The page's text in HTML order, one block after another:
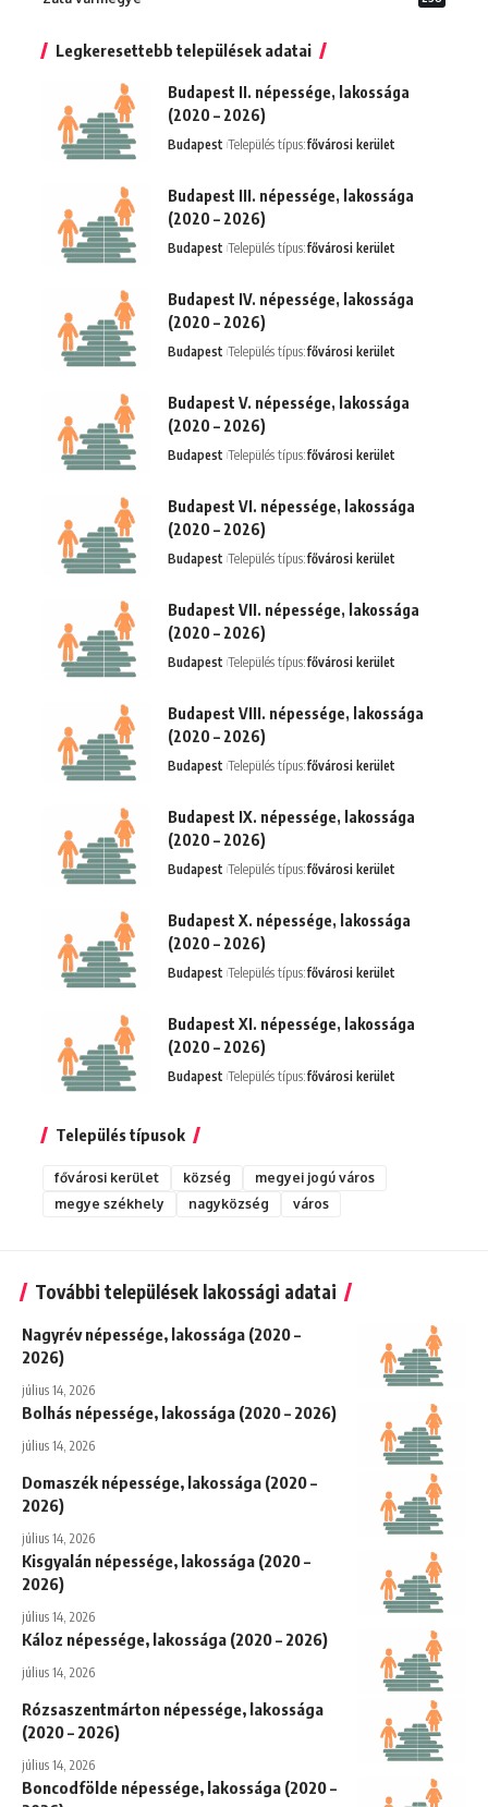
Legkeresettebb települések adatai
Budapest II. népessége, lakossága
(2020 – 2026)
Budapest Település típus:fővárosi kerület
Budapest III. népessége, lakossága
(2020 – 2026)
Budapest Település típus:fővárosi kerület
Budapest IV. népessége, lakossága
(2020 – 2026)
Budapest Település típus:fővárosi kerület
Budapest V. népessége, lakossága
(2020 – 2026)
Budapest Település típus:fővárosi kerület
Budapest VI. népessége, lakossága
(2020 – 2026)
Budapest Település típus:fővárosi kerület
Budapest VII. népessége, lakossága
(2020 – 2026)
Budapest Település típus:fővárosi kerület
Budapest VIII. népessége, lakossága
(2020 – 2026)
Budapest Település típus:fővárosi kerület
Budapest IX. népessége, lakossága
(2020 – 2026)
Budapest Település típus:fővárosi kerület
Budapest X. népessége, lakossága
(2020 – 2026)
Budapest Település típus:fővárosi kerület
Budapest XI. népessége, lakossága
(2020 – 2026)
Budapest Település típus:fővárosi kerület
Település típusok
fővárosi kerület község
megyei jogú város
megye székhely
nagyközség város
További települések lakossági adatai
Nagyrév népessége, lakossága (2020 –
2026)
július 14, 2026
Bolhás népessége, lakossága (2020 – 2026)
július 14, 2026
Domaszék népessége, lakossága (2020 –
2026)
július 14, 2026
Kisgyalán népessége, lakossága (2020 –
2026)
július 14, 2026
Káloz népessége, lakossága (2020 – 2026)
július 14, 2026
Rózsaszentmárton népessége, lakossága
(2020 – 2026)
július 14, 2026
Boncodfölde népessége, lakossága (2020 –